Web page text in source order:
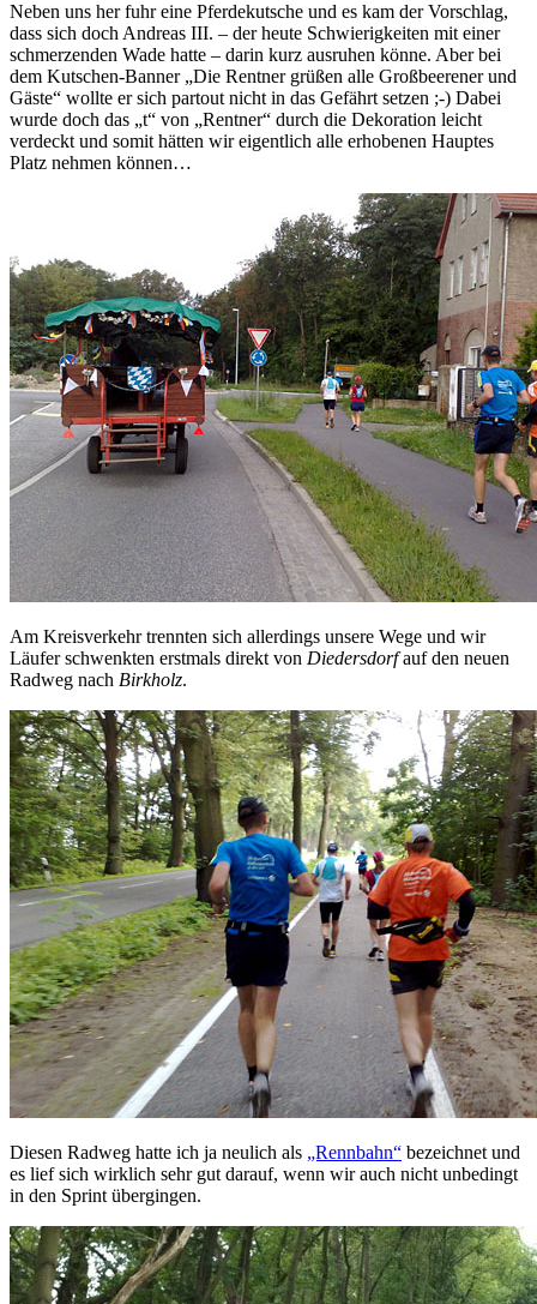
Neben uns her fuhr eine Pferdekutsche und es kam der Vorschlag,
dass sich doch Andreas III. – der heute Schwierigkeiten mit einer
schmerzenden Wade hatte – darin kurz ausruhen könne. Aber bei
dem Kutschen-Banner „Die Rentner grüßen alle Großbeerener und
Gäste“ wollte er sich partout nicht in das Gefährt setzen ;-) Dabei
wurde doch das „t“ von „Rentner“ durch die Dekoration leicht
verdeckt und somit hätten wir eigentlich alle erhobenen Hauptes
Platz nehmen können…
Am Kreisverkehr trennten sich allerdings unsere Wege und wir
Läufer schwenkten erstmals direkt von Diedersdorfauf den neuen
Radweg nach Birkholz.
Diesen Radweg hatte ich ja neulich als „Rennbahn“ bezeichnet und
es lief sich wirklich sehr gut darauf, wenn wir auch nicht unbedingt
in den Sprint übergingen.